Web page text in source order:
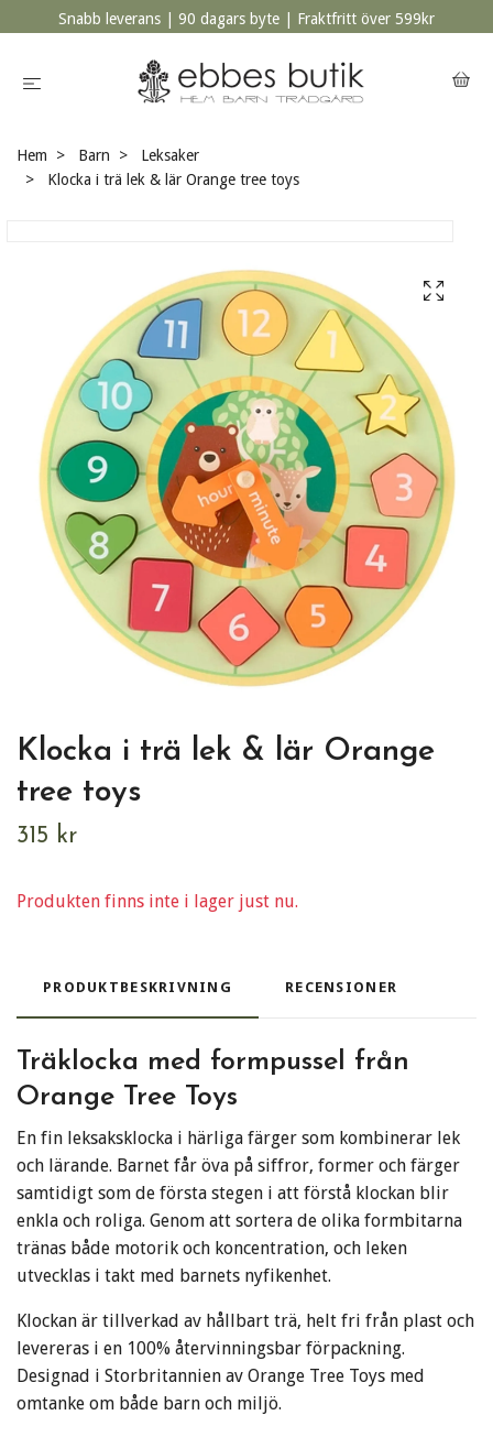
Snabb leverans | 90 dagars byte | Fraktfritt över 599kr
Hem Barn
Leksaker
Klocka i trä lek & lär Orange tree toys
Klocka i trä lek & lär Orange
tree toys
315 kr
Produkten finns inte i lager just nu.
PRODUKTBESKRIVNING RECENSIONER
Träklocka med formpussel från
Orange Tree Toys
En fin leksaksklocka i härliga färger som kombinerar lek
och lärande. Barnet får öva på siffror, former och färger
samtidigt som de första stegen i att förstå klockan blir
enkla och roliga. Genom att sortera de olika formbitarna
tränas både motorik och koncentration, och leken
utvecklas i takt med barnets nyfikenhet.
Klockan är tillverkad av hållbart trä, helt fri från plast och
levereras i en 100% återvinningsbar förpackning.
Designad i Storbritannien av Orange Tree Toys med
omtanke om både barn och miljö.